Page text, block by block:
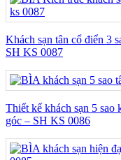
Khách sạn tân cổ điển 3
SH KS 0087
Thiết kế khách sạn 5 sao
góc – SH KS 0086